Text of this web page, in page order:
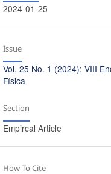
2024-01-25
Issue
Vol. 25 No. 1 (2024): VIII
Física
Section
Empircal Article
How To Cite